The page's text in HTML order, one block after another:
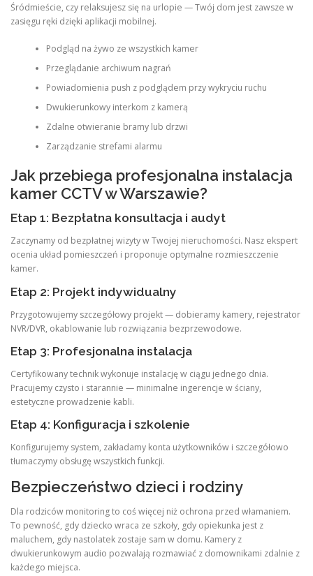
Śródmieście, czy relaksujesz się na urlopie — Twój dom jest zawsze w
zasięgu ręki dzięki aplikacji mobilnej.
Podgląd na żywo ze wszystkich kamer
Przeglądanie archiwum nagrań
Powiadomienia push z podglądem przy wykryciu ruchu
Dwukierunkowy interkom z kamerą
Zdalne otwieranie bramy lub drzwi
Zarządzanie strefami alarmu
Jak przebiega profesjonalna instalacja
kamer CCTV w Warszawie?
Etap 1: Bezpłatna konsultacja i audyt
Zaczynamy od bezpłatnej wizyty w Twojej nieruchomości. Nasz ekspert
ocenia układ pomieszczeń i proponuje optymalne rozmieszczenie
kamer.
Etap 2: Projekt indywidualny
Przygotowujemy szczegółowy projekt — dobieramy kamery, rejestrator
NVR/DVR, okablowanie lub rozwiązania bezprzewodowe.
Etap 3: Profesjonalna instalacja
Certyfikowany technik wykonuje instalację w ciągu jednego dnia.
Pracujemy czysto i starannie — minimalne ingerencje w ściany,
estetyczne prowadzenie kabli.
Etap 4: Konfiguracja i szkolenie
Konfigurujemy system, zakładamy konta użytkowników i szczegółowo
tłumaczymy obsługę wszystkich funkcji.
Bezpieczeństwo dzieci i rodziny
Dla rodziców monitoring to coś więcej niż ochrona przed włamaniem.
To pewność, gdy dziecko wraca ze szkoły, gdy opiekunka jest z
maluchem, gdy nastolatek zostaje sam w domu. Kamery z
dwukierunkowym audio pozwalają rozmawiać z domownikami zdalnie z
każdego miejsca.